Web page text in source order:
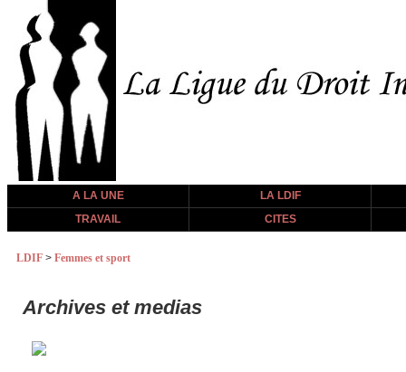
A LA UNE
LA LDIF
TRAVAIL
CITES
LDIF > Femmes et sport
Archives et medias